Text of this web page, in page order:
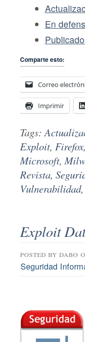
En
Comparte esto:
Correo
Imprimir
Tags:
Exploit, Firefox,
Microsoft,
Revista,
Vulnerabilidad,
Exploit
posted by dabo
Seguridad